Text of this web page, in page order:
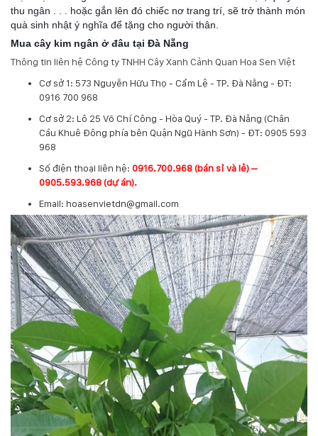
thu ngân . . . hoặc gắn lên đó chiếc nơ trang trí, sẽ trở thành món
quà sinh nhật ý nghĩa để tặng cho người thân.
Mua cây kim ngân ở đâu tại Đà Nẵng
Thông tin liên hệ Công ty TNHH Cây Xanh Cảnh Quan Hoa Sen Việt
Cơ sở 1: 573 Nguyễn Hữu Thọ - Cẩm Lệ - TP. Đà Nẵng - ĐT:
0916 700 968
Cơ sở 2: Lô 25 Võ Chí Công - Hòa Quý - TP. Đà Nẵng (Chân
Cầu Khuê Đông phía bên Quận Ngũ Hành Sơn) - ĐT: 0905 593
968
​Số điện thoại liên hệ: 0916.700.968 (bán sỉ và lẻ) –
0905.593.968 (dự án).
Email: hoasenvietdn@gmail.com